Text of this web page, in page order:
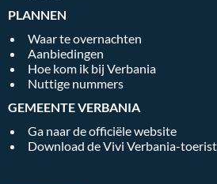
PLANNEN
Waar te overnachten
Aanbiedingen
Hoe kom ik bij Verbania
Nuttige nummers
GEMEENTE VERBANIA
Ga naar de officiële website
Download de Vivi Verbania-